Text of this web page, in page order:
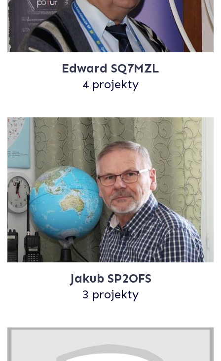
Edward SQ7MZL
4 projekty
Jakub SP2OFS
3 projekty